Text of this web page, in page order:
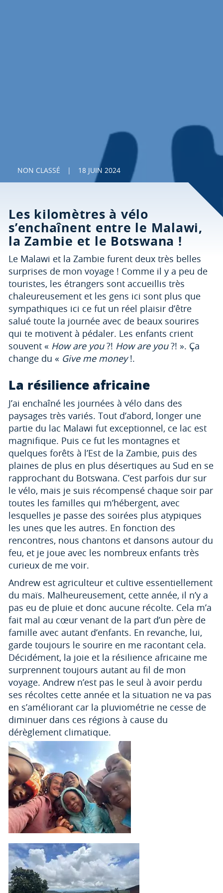
NON CLASSÉ | 18 JUIN 2024
Les kilomètres à vélo
s’enchaînent entre le Malawi,
la Zambie et le Botswana !
Le Malawi et la Zambie furent deux très belles
surprises de mon voyage ! Comme il y a peu de
touristes, les étrangers sont accueillis très
chaleureusement et les gens ici sont plus que
sympathiques ici ce fut un réel plaisir d’être
salué toute la journée avec de beaux sourires
qui te motivent à pédaler. Les enfants crient
souvent « How are you?! How are you?! ». Ça
change du « Give me money!.
La résilience africaine
J’ai enchaîné les journées à vélo dans des
paysages très variés. Tout d’abord, longer une
partie du lac Malawi fut exceptionnel, ce lac est
magnifique. Puis ce fut les montagnes et
quelques forêts à l’Est de la Zambie, puis des
plaines de plus en plus désertiques au Sud en se
rapprochant du Botswana. C’est parfois dur sur
le vélo, mais je suis récompensé chaque soir par
toutes les familles qui m’hébergent, avec
lesquelles je passe des soirées plus atypiques
les unes que les autres. En fonction des
rencontres, nous chantons et dansons autour du
feu, et je joue avec les nombreux enfants très
curieux de me voir.
Andrew est agriculteur et cultive essentiellement
du maïs. Malheureusement, cette année, il n’y a
pas eu de pluie et donc aucune récolte. Cela m’a
fait mal au cœur venant de la part d’un père de
famille avec autant d’enfants. En revanche, lui,
garde toujours le sourire en me racontant cela.
Décidément, la joie et la résilience africaine me
surprennent toujours autant au fil de mon
voyage. Andrew n’est pas le seul à avoir perdu
ses récoltes cette année et la situation ne va pas
en s’améliorant car la pluviométrie ne cesse de
diminuer dans ces régions à cause du
dérèglement climatique.